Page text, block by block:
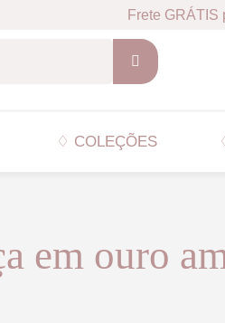
Frete GRÁTIS
♢ COLEÇÕES
em ouro